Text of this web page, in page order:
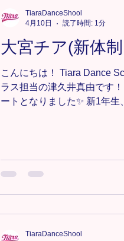
軽にDMまたは、
さい📩💕 ＊-＊-＊-＊-＊-＊-＊
#TiaraDanceSchool #キッ
ンス #埼玉キッズダンス #埼
KPOP #大宮ダンス #大宮キ
大宮チア(新体
こんにちは！ Tiara Dance
ラス担当の津久井真由です
ートとなりました✨ 新1年
い〜！！！！疲れた〜！！
番までには、可愛く踊って
スクラス https://
＊-＊-＊-＊-＊-＊-＊-＊ 新メ
TiaraDanceShool
4月10日
読了時間: 1分
TiaraDanceShool